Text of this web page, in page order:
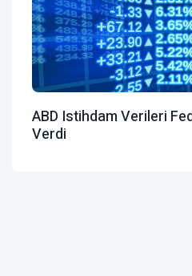
ABD Istihdam Verileri
Verdi